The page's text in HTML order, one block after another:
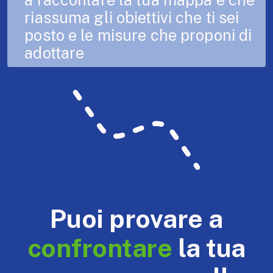
riassuma gli obiettivi che ti sei
posto e le misure che proponi di
adottare
Puoi provare a
confrontare la tua